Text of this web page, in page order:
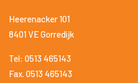
Heerenacker 101
8401 VE Gorredijk
Tel: 0513 465143
Fax. 0513 465143